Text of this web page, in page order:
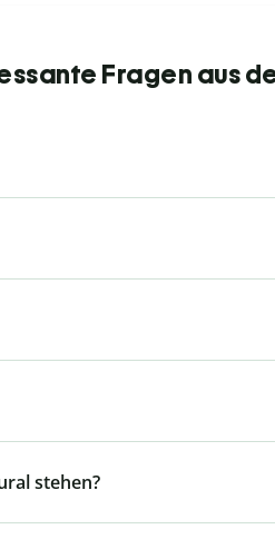
Fragen aus
stehen?